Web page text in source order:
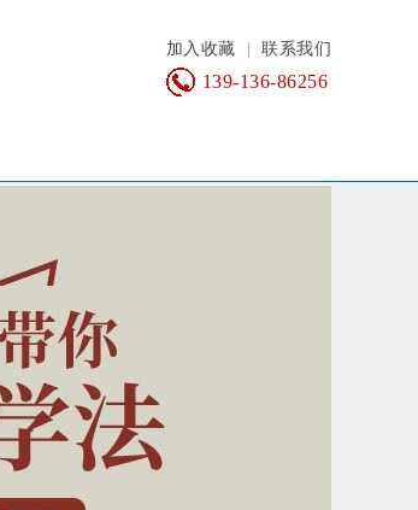
加入收藏 联系我们
139-136-86256